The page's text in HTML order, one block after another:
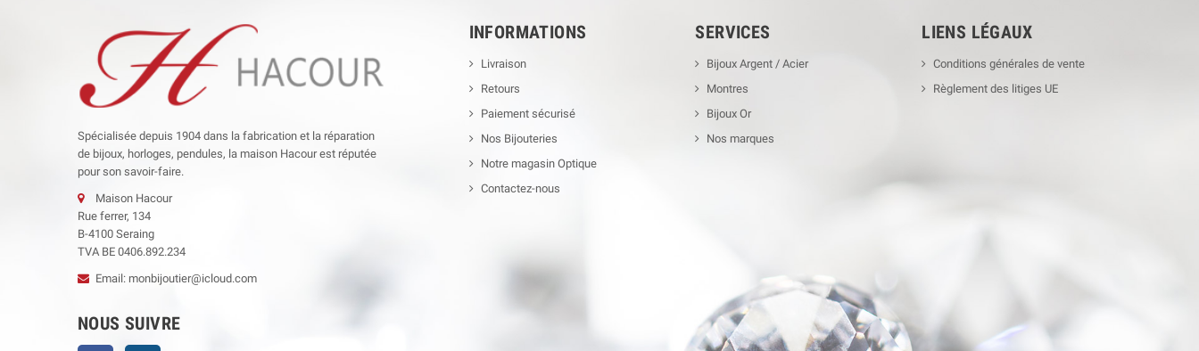
Spécialisée depuis 1904 dans la fabrication et la réparation
de bijoux, horloges, pendules, la maison Hacour est réputée
pour son savoir-faire.
Maison Hacour
Rue ferrer, 134
B-4100 Seraing
TVA BE 0406.892.234
Email: monbijoutier@icloud.com
NOUS SUIVRE
INFORMATIONS
Livraison
Retours
Paiement sécurisé
Nos Bijouteries
Notre magasin Optique
Contactez-nous
SERVICES
Bijoux Argent / Acier
Montres
Bijoux Or
Nos marques
LIENS LÉGAUX
Conditions générales de vente
Règlement des litiges UE